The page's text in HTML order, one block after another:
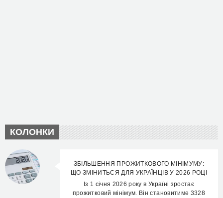
КОЛОНКИ
ЗБІЛЬШЕННЯ ПРОЖИТКОВОГО МІНІМУМУ:
ЩО ЗМІНИТЬСЯ ДЛЯ УКРАЇНЦІВ У 2026 РОЦІ
Із 1 січня 2026 року в Україні зростає
прожитковий мінімум. Він становитиме 3328